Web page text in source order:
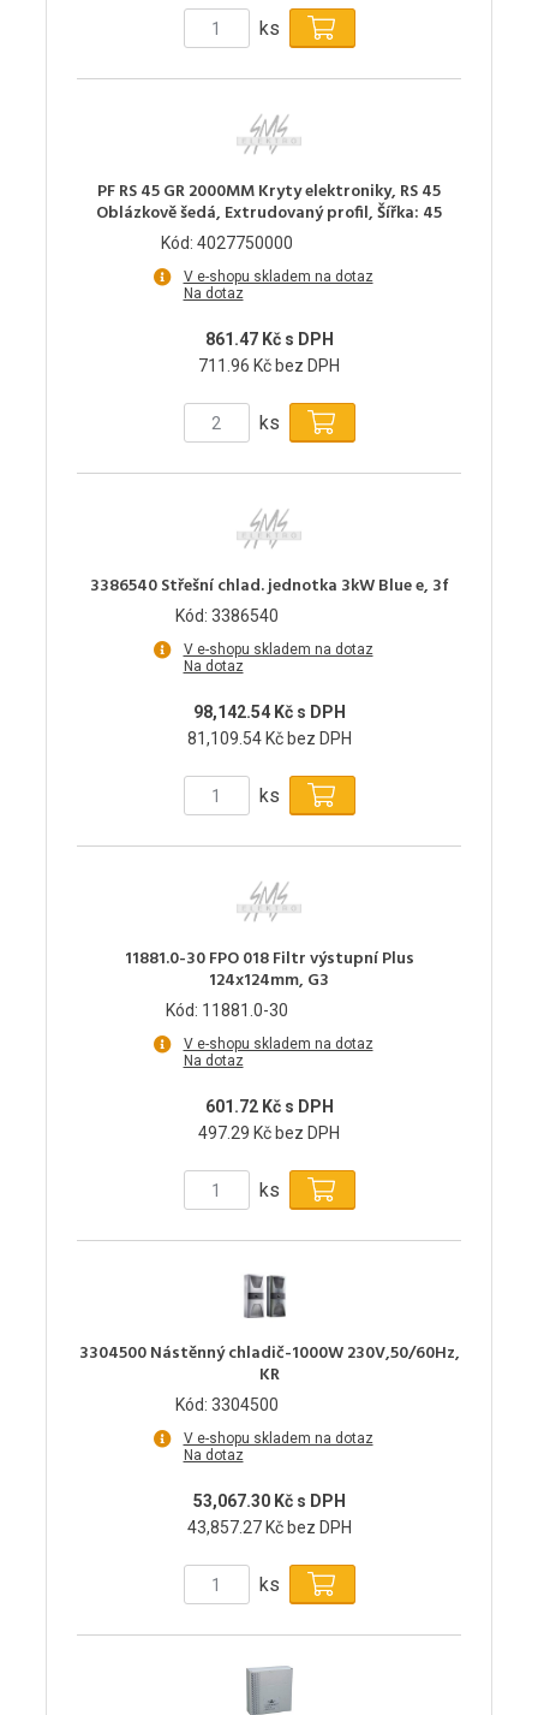
ks
PF RS 45 GR 2000MM Kryty elektroniky, RS 45
Oblázkově šedá, Extrudovaný profil, Šířka: 45
Kód: 4027750000
V e-shopu skladem na dotaz
Na dotaz
861.47 Kč s DPH
711.96 Kč bez DPH
ks
3386540 Střešní chlad. jednotka 3kW Blue e, 3f
Kód: 3386540
V e-shopu skladem na dotaz
Na dotaz
98,142.54 Kč s DPH
81,109.54 Kč bez DPH
ks
11881.0-30 FPO 018 Filtr výstupní Plus
124x124mm, G3
Kód: 11881.0-30
V e-shopu skladem na dotaz
Na dotaz
601.72 Kč s DPH
497.29 Kč bez DPH
ks
3304500 Nástěnný chladič-1000W 230V,50/60Hz,
KR
Kód: 3304500
V e-shopu skladem na dotaz
Na dotaz
53,067.30 Kč s DPH
43,857.27 Kč bez DPH
ks